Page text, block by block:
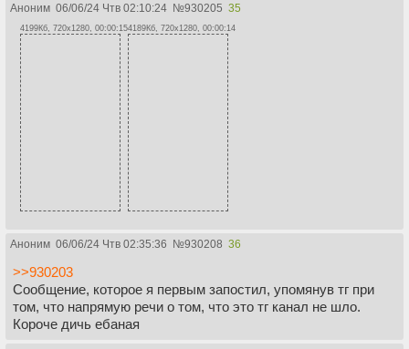
Аноним 06/06/24 Чтв 02:10:24 №930205 35
4199Кб, 720x1280, 00:00:154189Кб, 720x1280, 00:00:14
Аноним 06/06/24 Чтв 02:35:36 №930208 36
>>930203
Сообщение, которое я первым запостил, упомянув тг при
том, что напрямую речи о том, что это тг канал не шло.
Короче дичь ебаная